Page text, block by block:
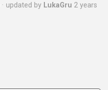
updated by LukaGru 2 years